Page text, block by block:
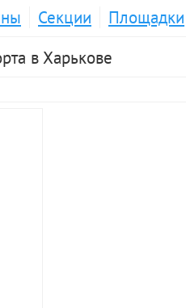
Секции Площадки
в Харькове